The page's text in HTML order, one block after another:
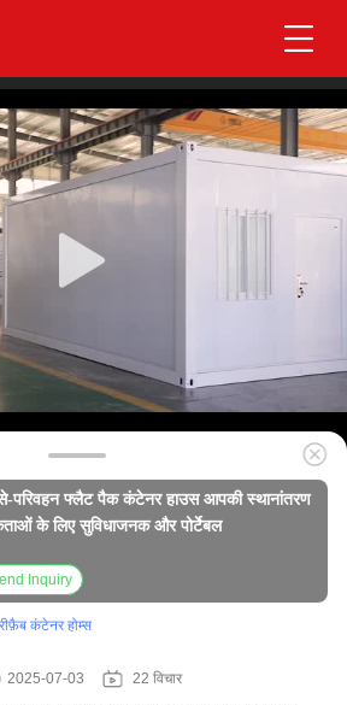
परिवहन फ्लैट पैक कंटेनर हाउस आपकी स्थानांतरण
के लिए सुविधाजनक और पोर्टेबल
Inquiry
कंटेनर होम्स
2025-07-03 22 विचार